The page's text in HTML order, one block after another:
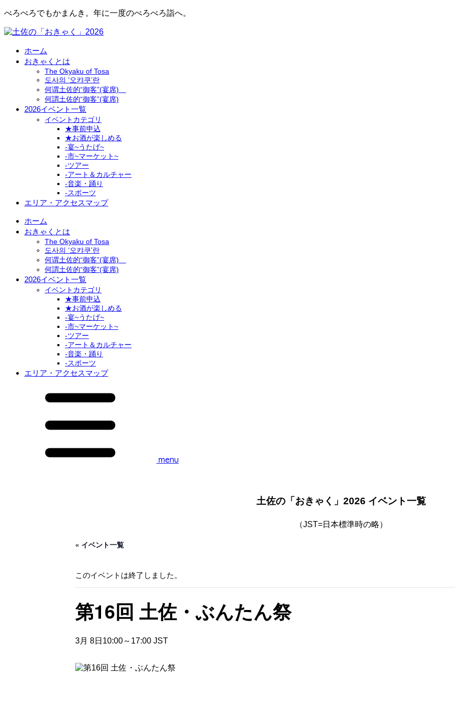
べろべろでもかまんき。年に一度のべろべろ詣へ。
ホーム
おきゃくとは
The Okyaku of Tosa
도사의 ‘오캬쿠’란
何谓土佐的“御客”(宴席)
何謂土佐的“御客”(宴席)
2026イベント一覧
イベントカテゴリ
★事前申込
★お酒が楽しめる
-宴~うたげ~
-市~マーケット~
-ツアー
-アート＆カルチャー
-音楽・踊り
-スポーツ
エリア・アクセスマップ
ホーム
おきゃくとは
The Okyaku of Tosa
도사의 ‘오캬쿠’란
何谓土佐的“御客”(宴席)
何謂土佐的“御客”(宴席)
2026イベント一覧
イベントカテゴリ
★事前申込
★お酒が楽しめる
-宴~うたげ~
-市~マーケット~
-ツアー
-アート＆カルチャー
-音楽・踊り
-スポーツ
エリア・アクセスマップ
menu
土佐の「おきゃく」2026 イベント一覧
（JST=日本標準時の略）
« イベント一覧
このイベントは終了しました。
第16回 土佐・ぶんたん祭
3月 8日10:00～ 17:00 JST